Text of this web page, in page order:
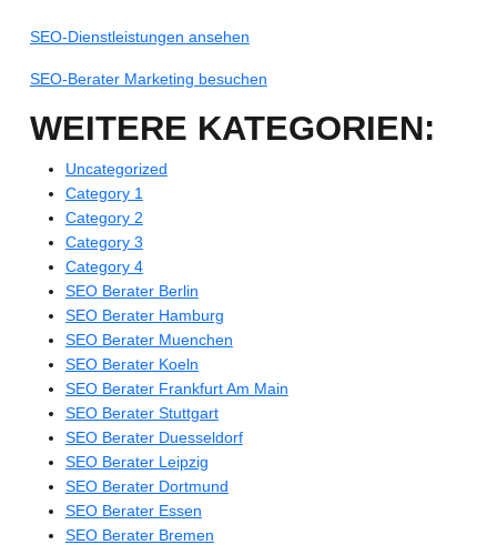
SEO-Dienstleistungen ansehen
SEO-Berater Marketing besuchen
WEITERE KATEGORIEN:
Uncategorized
Category 1
Category 2
Category 3
Category 4
SEO Berater Berlin
SEO Berater Hamburg
SEO Berater Muenchen
SEO Berater Koeln
SEO Berater Frankfurt Am Main
SEO Berater Stuttgart
SEO Berater Duesseldorf
SEO Berater Leipzig
SEO Berater Dortmund
SEO Berater Essen
SEO Berater Bremen